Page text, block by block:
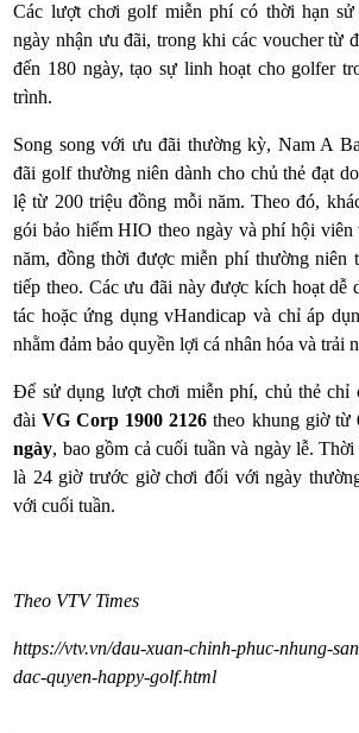
Các lượt chơi golf miễn phí có thời hạn
ngày nhận ưu đãi, trong khi các voucher từ
đến 180 ngày, tạo sự linh hoạt cho golfer
trình.
Song song với ưu đãi thường kỳ, Nam A
đãi golf thường niên dành cho chủ thẻ đạt
lệ từ 200 triệu đồng mỗi năm. Theo đó,
gói bảo hiểm HIO theo ngày và phí hội viên
năm, đồng thời được miễn phí thường niên
tiếp theo. Các ưu đãi này được kích hoạt dễ
tác hoặc ứng dụng vHandicap và chỉ áp
nhằm đảm bảo quyền lợi cá nhân hóa và trải
Để sử dụng lượt chơi miễn phí, chủ thẻ chỉ
đàiVG Corp 1900 2126 theo khung giờ từ
ngày, bao gồm cả cuối tuần và ngày lễ.
là 24 giờ trước giờ chơi đối với ngày
với cuối tuần.
Theo VTV Times
https://vtv.vn/dau-xuan-chinh-phuc-nhung-
dac-quyen-happy-golf.html